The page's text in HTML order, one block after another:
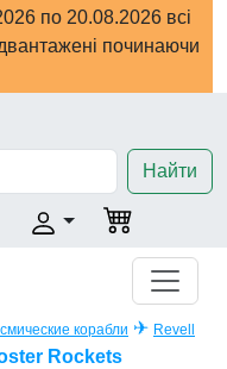
по 20.08.2026 всі
починаючи
Найти
корабли ✈ Revell
Rockets